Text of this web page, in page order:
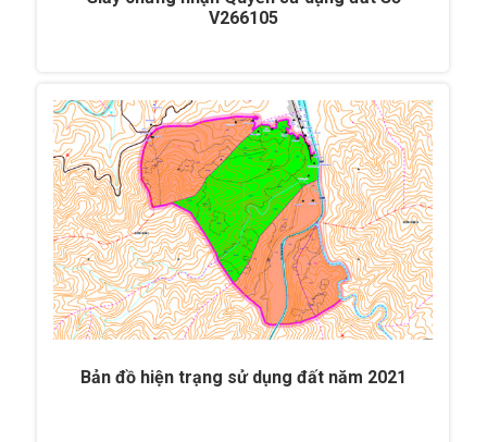
V266105
Bản đồ hiện trạng sử dụng đất năm 2021